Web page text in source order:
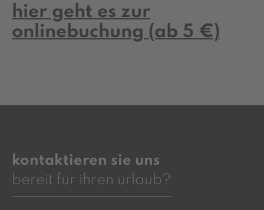
hier geht es zur
onlinebuchung (ab 5 €)
kontaktieren sie uns
bereit für ihren urlaub?